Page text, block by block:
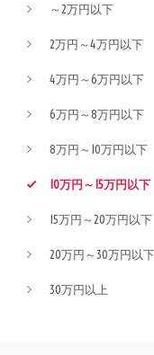
～2万円以下
2万円～4万円以下
4万円～6万円以下
6万円～8万円以下
8万円～10万円以下
10万円～15万円以下
15万円～20万円以下
20万円～30万円以下
30万円以上